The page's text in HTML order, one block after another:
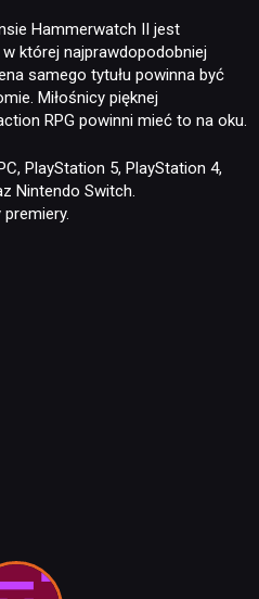
Hammerwatch II jest
której najprawdopodobniej
samego tytułu powinna być
Miłośnicy pięknej
RPG powinni mieć to na oku.
PlayStation 5, PlayStation 4,
Nintendo Switch.